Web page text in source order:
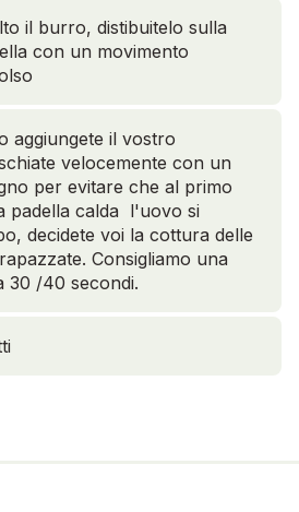
il burro, distibuitelo sulla
con un movimento
aggiungete il vostro
velocemente con un
per evitare che al primo
padella calda l'uovo si
decidete voi la cottura delle
Consigliamo una
30 /40 secondi.